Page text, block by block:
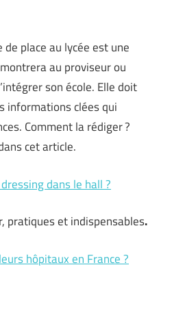
place au lycée est une
au proviseur ou
son école. Elle doit
informations clées qui
Comment la rédiger ?
cet article.
dans le hall ?
pratiques et indispensables.
hôpitaux en France ?